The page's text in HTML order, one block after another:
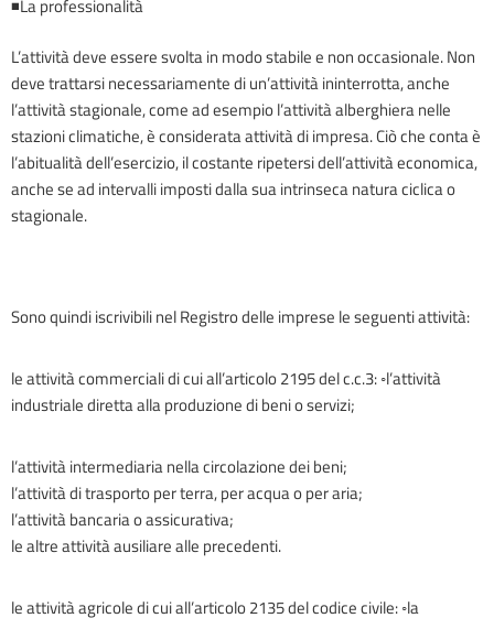
◾La professionalità
L’attività deve essere svolta in modo stabile e non occasionale. Non
deve trattarsi necessariamente di un’attività ininterrotta, anche
l’attività stagionale, come ad esempio l’attività alberghiera nelle
stazioni climatiche, è considerata attività di impresa. Ciò che conta è
l’abitualità dell’esercizio, il costante ripetersi dell’attività economica,
anche se ad intervalli imposti dalla sua intrinseca natura ciclica o
stagionale.
Sono quindi iscrivibili nel Registro delle imprese le seguenti attività:
le attività commerciali di cui all’articolo 2195 del c.c.3: ◦l’attività
industriale diretta alla produzione di beni o servizi;
l’attività intermediaria nella circolazione dei beni;
l’attività di trasporto per terra, per acqua o per aria;
l’attività bancaria o assicurativa;
le altre attività ausiliare alle precedenti.
le attività agricole di cui all’articolo 2135 del codice civile: ◦la